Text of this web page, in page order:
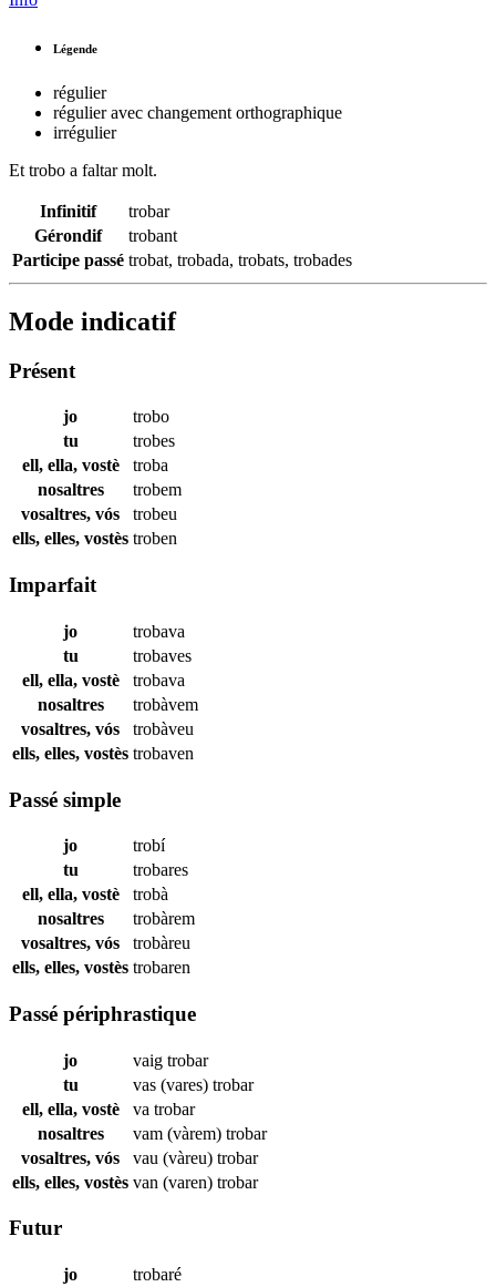
Légende
régulier
régulier avec changement orthographique
irrégulier
Et trobo a faltar molt.
Infinitif
trobar
Gérondif
trobant
Participe passé trobat, trobada, trobats, trobades
Mode indicatif
Présent
jo
trobo
tu
trobes
ell, ella, vostè
troba
nosaltres
trobem
vosaltres, vós
trobeu
ells, elles, vostès troben
Imparfait
jo
trobava
tu
trobaves
ell, ella, vostè
trobava
nosaltres
trobàvem
vosaltres, vós
trobàveu
ells, elles, vostès trobaven
Passé simple
jo
trobí
tu
trobares
ell, ella, vostè
trobà
nosaltres
trobàrem
vosaltres, vós
trobàreu
ells, elles, vostès trobaren
Passé périphrastique
jo vaig trobar
tu
vas (vares) trobar
ell, ella, vostè
va trobar
nosaltres
vam (vàrem) trobar
vosaltres, vós
vau (vàreu) trobar
ells, elles, vostès van (varen) trobar
Futur
jo
trobaré